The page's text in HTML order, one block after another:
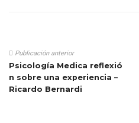
Publicación anterior
Psicología Medica reflexió
n sobre una experiencia –
Ricardo Bernardi